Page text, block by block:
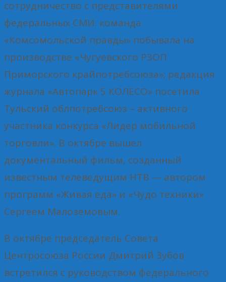
сотрудничество с представителями
федеральных СМИ: команда
«Комсомольской правды» побывала на
производстве «Чугуевского РЗОП
Приморского крайпотребсоюза»; редакция
журнала «Автопарк 5 КОЛЕСО» посетила
Тульский облпотребсоюз – активного
участника конкурса «Лидер мобильной
торговли». В октябре вышел
документальный фильм, созданный
известным телеведущим НТВ — автором
программ «Живая еда» и «Чудо техники»
Сергеем Малоземовым.
В октябре председатель Совета
Центросоюза России Дмитрий Зубов
встретился с руководством федерального